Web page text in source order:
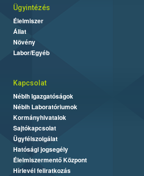
Ügyintézés
Élelmiszer
Állat
Növény
Labor/Egyéb
Kapcsolat
Nébih Igazgatóságok
Nébih Laboratóriumok
Kormányhivatalok
Sajtókapcsolat
Ügyfélszolgálat
Hatósági jogsegély
Élelmiszermentő Központ
Hírlevél feliratkozás